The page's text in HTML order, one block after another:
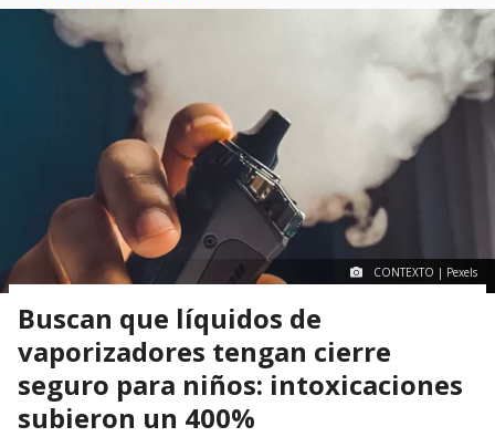
CONTEXTO | Pexels
Buscan que líquidos de
vaporizadores tengan cierre
seguro para niños: intoxicaciones
subieron un 400%